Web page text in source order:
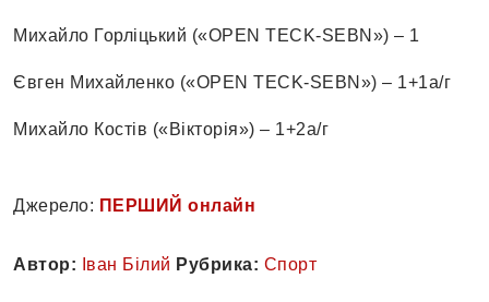
Михайло Горліцький («OPEN TECK-SEBN») – 1
Євген Михайленко («OPEN TECK-SEBN») – 1+1а/г
Михайло Костів («Вікторія») – 1+2а/г
Джерело: ПЕРШИЙ онлайн
Автор: Іван Білий Рубрика: Спорт